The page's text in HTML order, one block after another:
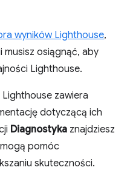
wyników Lighthouse,
musisz osiągnąć, aby
Lighthouse.
zawiera
dotyczącą ich
Diagnostyka znajdziesz
pomóc
skuteczności.